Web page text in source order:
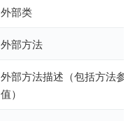
外部类
外部方法
外部方法描述（包括方法参
值）